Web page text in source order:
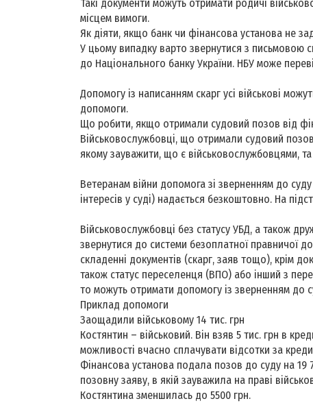
Такі документи можуть отримати родичі
місцем вимоги.
Як діяти, якщо банк чи фінансова установа не
У цьому випадку варто звернутися з письмовою
до Національного банку України. НБУ може
Допомогу із написанням скарг усі військові
допомоги.
Що робити, якщо отримали судовий позов від
Військовослужбовці, що отримали судовий
якому зауважити, що є військовослужбовцями,
Ветеранам війни допомога зі зверненням до
інтересів у суді) надається безкоштовно. На
Військовослужбовці без статусу УБД, а також
звернутися до системи безоплатної правничої
складенні документів (скарг, заяв тощо), крім
також статус переселенця (ВПО) або інший з
то можуть отримати допомогу із зверненням до
Приклад допомоги
Заощадили військовому 14 тис. грн
Костянтин – військовий. Він взяв 5 тис. грн в
можливості вчасно сплачувати відсотки за
Фінансова установа подала позов до суду на
позовну заяву, в якій зауважила на праві
Костянтина зменшилась до 5500 грн.